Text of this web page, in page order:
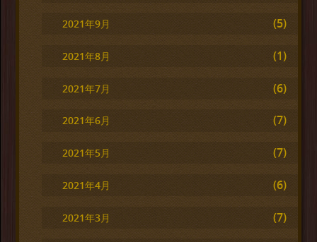
2021年9月 (5)
2021年8月 (1)
2021年7月 (6)
2021年6月 (7)
2021年5月 (7)
2021年4月 (6)
2021年3月 (7)